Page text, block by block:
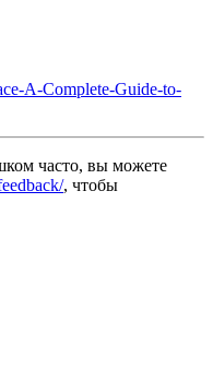
A-Complete-Guide-to-
часто, вы можете
, чтобы